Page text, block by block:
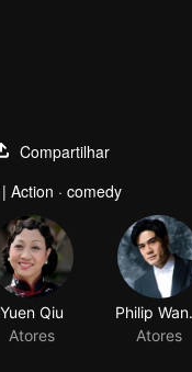
Compartilhar
| Action · comedy
Yuen Qiu
Atores
Atores